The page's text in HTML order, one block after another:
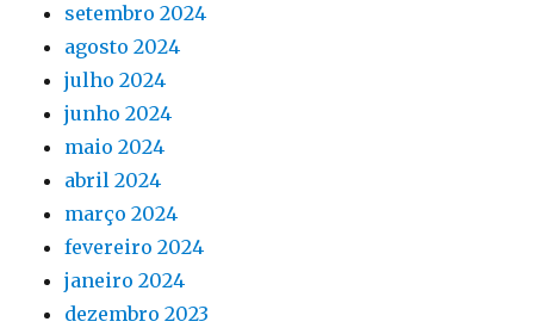
setembro 2024
agosto 2024
julho 2024
junho 2024
maio 2024
abril 2024
março 2024
fevereiro 2024
janeiro 2024
dezembro 2023